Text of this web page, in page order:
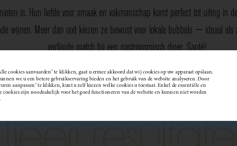
is. Hun liefde voor smaak en vakmanschap komt perfect tot uiting in
wijnen. Meer dan ooit kiezen ze bewust voor lokale bubbels — ideaal als
verfijnde match bij een gastronomisch diner. Santé!
Wijndomein
Geen
cookies aanvaarden" te klikken, gaat u ermee akkoord dat wij cookies op uw apparaat opslaan.
we u een betere gebruikservaring bieden en het gebruik van de website analyseren. Door
aanpassen" te klikken, kunt u zelf kiezen welke cookies u toestaat. Enkel de essentiële en
cookies zijn noodzakelijk voor het goed functioneren van de website en kunnen niet worden